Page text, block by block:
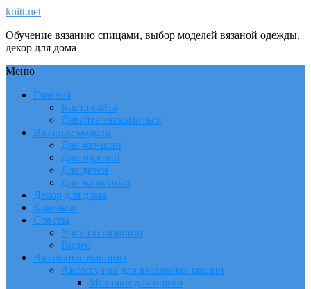
knitt.net
Обучение вязанию спицами, выбор моделей вязаной одежды,
декор для дома
Меню
Главная
Карта сайта
Давайте знакомиться
Вязаные модели
Для женщин
Для мужчин
Для детей
Для животных
Декор для дома
Крючком
Советы
Урок по вязанию
Видео
Вязальные машины
Аксессуары для вязальных машин
Моталки для пряжи